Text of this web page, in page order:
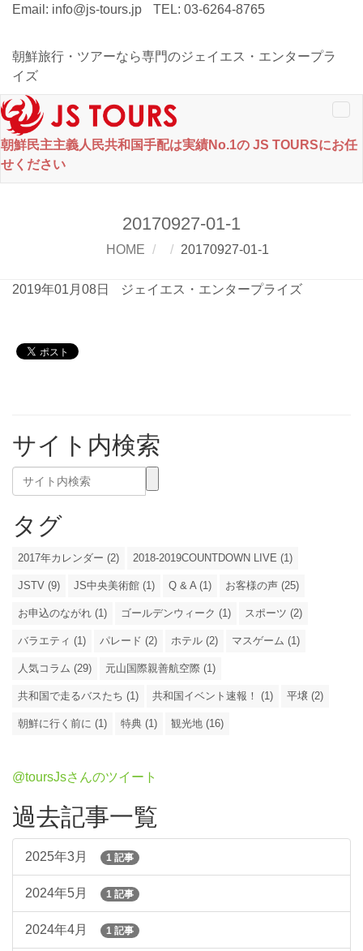
Email: info@js-tours.jp TEL: 03-6264-8765
朝鮮旅行・ツアーなら専門のジェイエス・エンタープラ
イズ
朝鮮民主主義人民共和国手配は実績No.1の JS TOURSにお任
せください
20170927-01-1
HOME 20170927-01-1
2019年01月08日 ジェイエス・エンタープライズ
サイト内検索
タグ
2017年カレンダー (2) 2018-2019COUNTDOWN LIVE (1)
JSTV (9) JS中央美術館 (1) Q & A (1) お客様の声 (25)
お申込のながれ (1) ゴールデンウィーク (1) スポーツ (2)
バラエティ (1) パレード (2) ホテル (2) マスゲーム (1)
人気コラム (29) 元山国際親善航空際 (1)
共和国で走るバスたち (1) 共和国イベント速報！ (1) 平壌 (2)
朝鮮に行く前に (1) 特典 (1) 観光地 (16)
@toursJsさんのツイート
過去記事一覧
2025年3月 1 記事
2024年5月 1 記事
2024年4月 1 記事